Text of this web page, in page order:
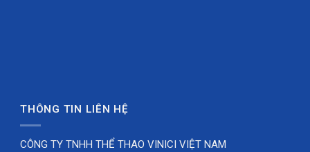
THÔNG TIN LIÊN HỆ
CÔNG TY TNHH THỂ THAO VINICI VIỆT NAM